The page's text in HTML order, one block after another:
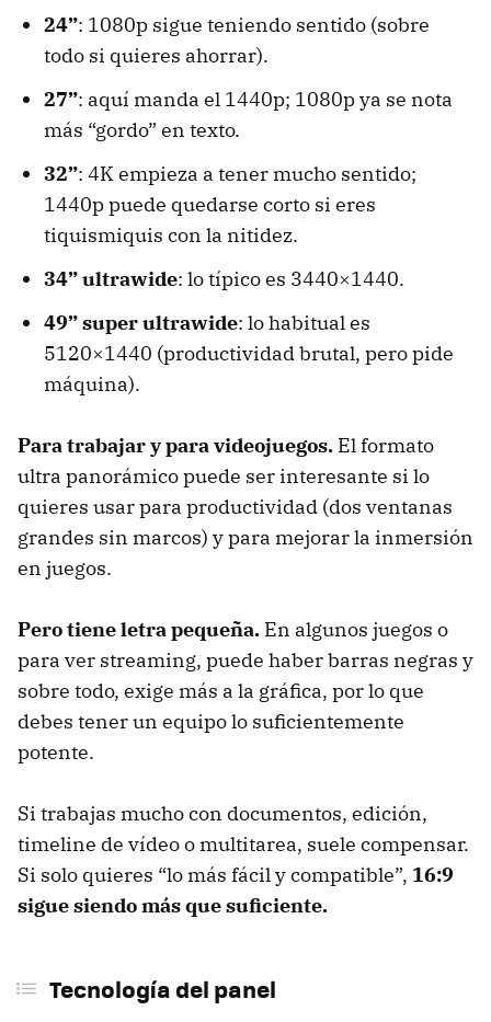
24”: 1080p sigue teniendo sentido (sobre
todo si quieres ahorrar).
27”: aquí manda el 1440p; 1080p ya se nota
más “gordo” en texto.
32”: 4K empieza a tener mucho sentido;
1440p puede quedarse corto si eres
tiquismiquis con la nitidez.
34” ultrawide: lo típico es 3440×1440.
49” super ultrawide: lo habitual es
5120×1440 (productividad brutal, pero pide
máquina).
Para trabajar y para videojuegos. El formato
ultra panorámico puede ser interesante si lo
quieres usar para productividad (dos ventanas
grandes sin marcos) y para mejorar la inmersión
en juegos.
Pero tiene letra pequeña. En algunos juegos o
para ver streaming, puede haber barras negras y
sobre todo, exige más a la gráfica, por lo que
debes tener un equipo lo suficientemente
potente.
Si trabajas mucho con documentos, edición,
timeline de vídeo o multitarea, suele compensar.
Si solo quieres “lo más fácil y compatible”, 16:9
sigue siendo más que suficiente.
Tecnología del panel